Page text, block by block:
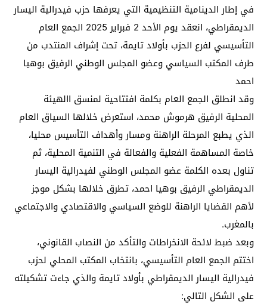
في إطار الدينامية التنظيمية التي يعرفها حزب فيدرالية اليسار
الديمقراطي، انعقد يوم الأحد 2 فبراير 2025 الجمع العام
التأسيسي لفرع الحزب بأولاد تايمة، تحت إشراف المنتدب من
طرف المكتب السياسي وعضو المجلس الوطني الرفيق بوهيا
احمد
وقد انطلق الجمع العام بكلمة افتتاحية لمنسق االهيئة
المحلية الرفيق هرموش محمد، استعرض خلالها السياق العام
الذي يطبع المرحلة الراهنة ومسار وأهداف التأسيس محليا،
خاصة المساهمة الفعلية والفعالة في التنمية المحلية، ثم
تناول بعده الكلمة عضو المجلس الوطني لفيدرالية اليسار
الديمقراطي الرفيق بوهيا احمد، تطرق خلالها بشكل موجز
لأهم القضايا الراهنة للوضع السياسي والاقتصادي والاجتماعي
بالمغرب.
وبعد ضبط لائحة الانخراطات والتأكد من النصاب القانوني،
اختتم الجمع العام التأسيسي، بانتخاب المكتب المحلي لحزب
فيدرالية اليسار الديمقراطي بأولاد تايمة والذي جاءت تشكيلته
على الشكل التالي: